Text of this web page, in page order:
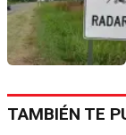
TAMBIÉN TE